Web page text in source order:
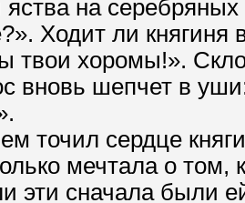
на
Ходит ли княгиня
твои хоромы!».
вновь шепчет в
точил сердце
мечтала о
сначала были